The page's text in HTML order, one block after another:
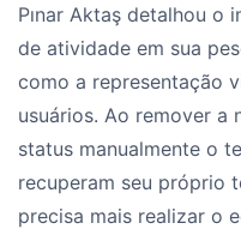
Pınar Aktaş detalhou o
de atividade em sua
como a representação
usuários. Ao remover a
status manualmente o
recuperam seu próprio
precisa mais realizar o